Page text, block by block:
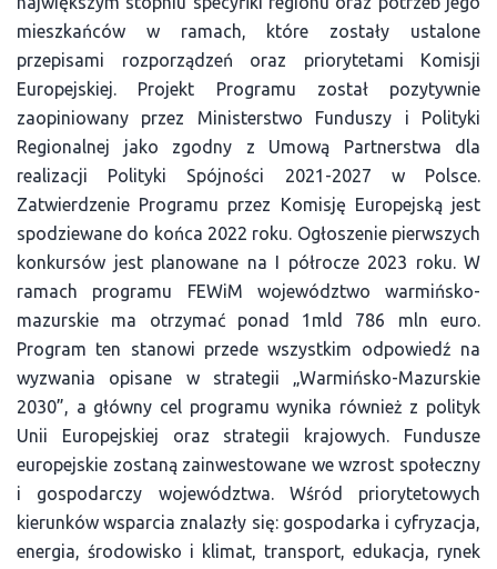
mieszkańców w ramach, które zostały ustalone
przepisami rozporządzeń oraz priorytetami Komisji
Europejskiej. Projekt Programu został pozytywnie
zaopiniowany przez Ministerstwo Funduszy i Polityki
Regionalnej jako zgodny z Umową Partnerstwa dla
realizacji Polityki Spójności 2021-2027 w Polsce.
Zatwierdzenie Programu przez Komisję Europejską jest
spodziewane do końca 2022 roku. Ogłoszenie pierwszych
konkursów jest planowane na I półrocze 2023 roku. W
ramach programu FEWiM województwo warmińsko-
mazurskie ma otrzymać ponad 1mld 786 mln euro.
Program ten stanowi przede wszystkim odpowiedź na
wyzwania opisane w strategii „Warmińsko-Mazurskie
2030”, a główny cel programu wynika również z polityk
Unii Europejskiej oraz strategii krajowych. Fundusze
europejskie zostaną zainwestowane we wzrost społeczny
i gospodarczy województwa. Wśród priorytetowych
kierunków wsparcia znalazły się: gospodarka i cyfryzacja,
energia, środowisko i klimat, transport, edukacja, rynek